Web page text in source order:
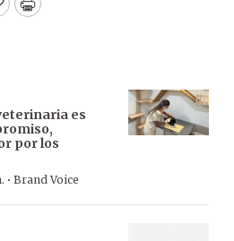
Print
es
por los
· Brand Voice